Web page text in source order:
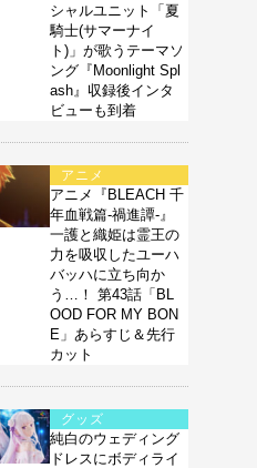
シャルユニット「夏
騎士(サマーナイ
ト)」が歌うテーマソ
ング『Moonlight Spl
ash』収録後インタ
ビューも到着
アニメ
アニメ『BLEACH 千
年血戦篇-禍進譚-』
一護と織姫は霊王の
力を吸収したユーハ
バッハに立ち向か
う…！ 第43話「BL
OOD FOR MY BON
E」あらすじ＆先行
カット
グッズ
純白のウェディング
ドレスにボディライ